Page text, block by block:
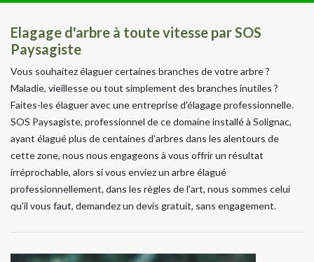
Elagage d'arbre à toute vitesse par SOS
Paysagiste
Vous souhaitez élaguer certaines branches de votre arbre ?
Maladie, vieillesse ou tout simplement des branches inutiles ?
Faites-les élaguer avec une entreprise d'élagage professionnelle.
SOS Paysagiste, professionnel de ce domaine installé à Solignac,
ayant élagué plus de centaines d'arbres dans les alentours de
cette zone, nous nous engageons à vous offrir un résultat
irréprochable, alors si vous enviez un arbre élagué
professionnellement, dans les règles de l'art, nous sommes celui
qu'il vous faut, demandez un devis gratuit, sans engagement.